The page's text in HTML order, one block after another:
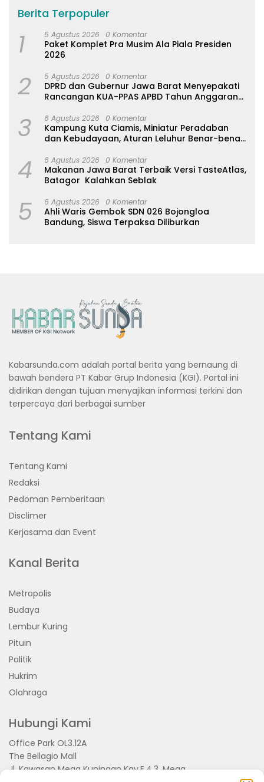
Berita Terpopuler
1 5 Agustus 2026 0 Komentar
Paket Komplet Pra Musim Ala Piala Presiden
2026
2 5 Agustus 2026 0 Komentar
DPRD dan Gubernur Jawa Barat Menyepakati
Rancangan KUA-PPAS APBD Tahun Anggaran
3 6 Agustus 2026 0 Komentar
Kampung Kuta Ciamis, Miniatur Peradaban
dan Kebudayaan, Aturan Leluhur Benar-benar
4 6 Agustus 2026 0 Komentar
Makanan Jawa Barat Terbaik Versi TasteAtlas,
Batagor Kalahkan Seblak
5 6 Agustus 2026 0 Komentar
Ahli Waris Gembok SDN 026 Bojongloa
Bandung, Siswa Terpaksa Diliburkan
Kabarsunda.com adalah portal berita yang bernaung di
bawah bendera PT Kabar Grup Indonesia (KGI). Portal ini
didirikan dengan tujuan menyajikan informasi terkini dan
terpercaya dari berbagai sumber
Tentang Kami
Tentang Kami
Redaksi
Pedoman Pemberitaan
Disclimer
Kerjasama dan Event
Kanal Berita
Metropolis
Budaya
Lembur Kuring
Pituin
Politik
Hukrim
Olahraga
Hubungi Kami
Office Park OL3.12A
The Bellagio Mall
Jl. Kawasan Mega Kuningan Kav.E.4.3, Mega